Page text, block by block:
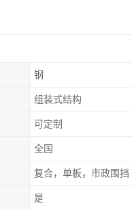
钢
组装式结构
可定制
全国
复合，单板，市政围挡
是